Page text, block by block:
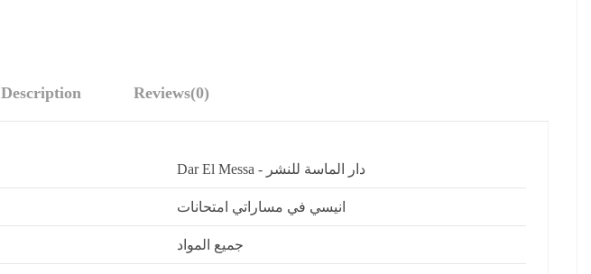
Description Reviews(0)
Dar El Messa - دار الماسة للنشر
انيسي في مساراتي امتحانات
جميع المواد